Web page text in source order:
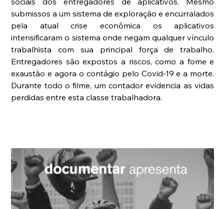
submissos a um sistema de exploração e encurralados
pela atual crise econômica os aplicativos
intensificaram o sistema onde negam qualquer vínculo
trabalhista com sua principal força de trabalho.
Entregadores são expostos a riscos, como a fome e
exaustão e agora o contágio pelo Covid-19 e a morte.
Durante todo o filme, um contador evidencia as vidas
perdidas entre esta classe trabalhadora.